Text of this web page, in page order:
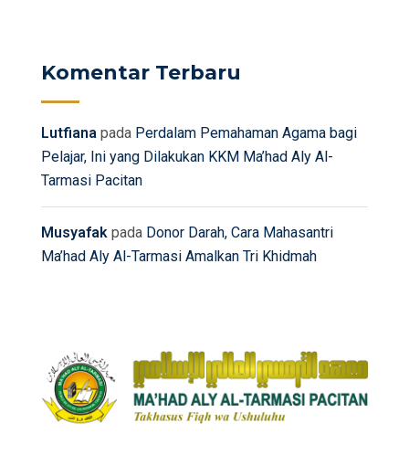
Komentar Terbaru
Lutfiana pada Perdalam Pemahaman Agama bagi
Pelajar, Ini yang Dilakukan KKM Ma’had Aly Al-
Tarmasi Pacitan
Musyafak pada Donor Darah, Cara Mahasantri
Ma’had Aly Al-Tarmasi Amalkan Tri Khidmah